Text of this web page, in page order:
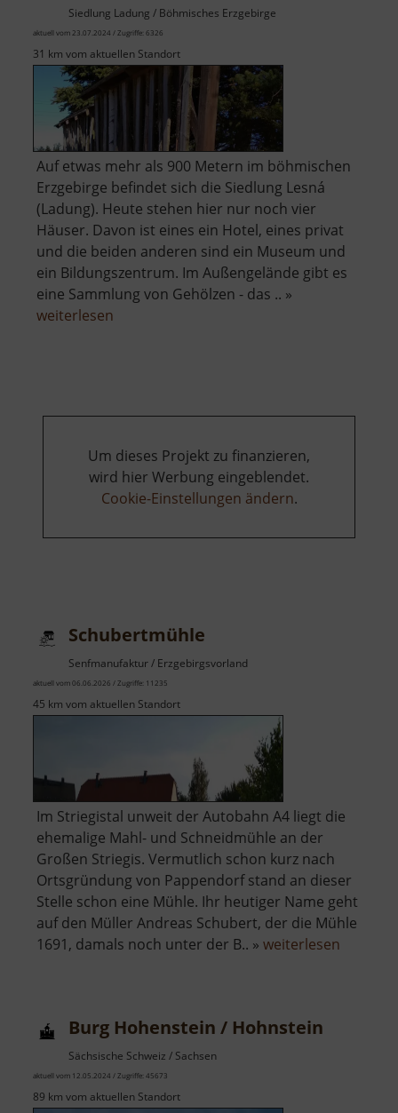
Siedlung Ladung / Böhmisches Erzgebirge
aktuell vom 23.07.2024 / Zugriffe: 6326
31 km vom aktuellen Standort
Auf etwas mehr als 900 Metern im böhmischen
Erzgebirge befindet sich die Siedlung Lesná
(Ladung). Heute stehen hier nur noch vier
Häuser. Davon ist eines ein Hotel, eines privat
und die beiden anderen sind ein Museum und
ein Bildungszentrum. Im Außengelände gibt es
eine Sammlung von Gehölzen - das .. »
weiterlesen
Um dieses Projekt zu finanzieren,
wird hier Werbung eingeblendet.
Cookie-Einstellungen ändern.
Schubertmühle
Senfmanufaktur / Erzgebirgsvorland
aktuell vom 06.06.2026 / Zugriffe: 11235
45 km vom aktuellen Standort
Im Striegistal unweit der Autobahn A4 liegt die
ehemalige Mahl- und Schneidmühle an der
Großen Striegis. Vermutlich schon kurz nach
Ortsgründung von Pappendorf stand an dieser
Stelle schon eine Mühle. Ihr heutiger Name geht
auf den Müller Andreas Schubert, der die Mühle
1691, damals noch unter der B.. » weiterlesen
Burg Hohenstein / Hohnstein
Sächsische Schweiz / Sachsen
aktuell vom 12.05.2024 / Zugriffe: 45673
89 km vom aktuellen Standort